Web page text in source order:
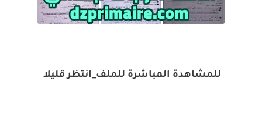
للمشاهدة المباشرة للملف_انتظر قليلا